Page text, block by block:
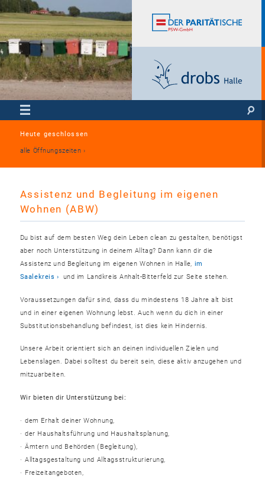
Heute geschlossen
alle Öffnungszeiten
Assistenz und Begleitung im eigenen
Wohnen (ABW)
Du bist auf dem besten Weg dein Leben clean zu gestalten, benötigst
aber noch Unterstützung in deinem Alltag? Dann kann dir die
Assistenz und Begleitung im eigenen Wohnen in Halle, im
Saalekreis
und im Landkreis Anhalt-Bitterfeld zur Seite stehen.
Voraussetzungen dafür sind, dass du mindestens 18 Jahre alt bist
und in einer eigenen Wohnung lebst. Auch wenn du dich in einer
Substitutionsbehandlung befindest, ist dies kein Hindernis.
Unsere Arbeit orientiert sich an deinen individuellen Zielen und
Lebenslagen. Dabei solltest du bereit sein, diese aktiv anzugehen und
mitzuarbeiten.
Wir bieten dir Unterstützung bei:
dem Erhalt deiner Wohnung,
der Haushaltsführung und Haushaltsplanung,
Ämtern und Behörden (Begleitung),
Alltagsgestaltung und Alltagsstrukturierung,
Freizeitangeboten,